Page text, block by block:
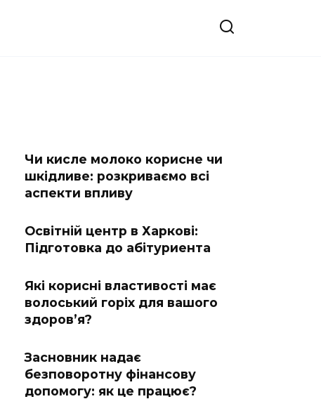
Чи кисле молоко корисне чи
шкідливе: розкриваємо всі
аспекти впливу
Освітній центр в Харкові:
Підготовка до абітуриента
Які корисні властивості має
волоський горіх для вашого
здоров’я?
Засновник надає
безповоротну фінансову
допомогу: як це працює?